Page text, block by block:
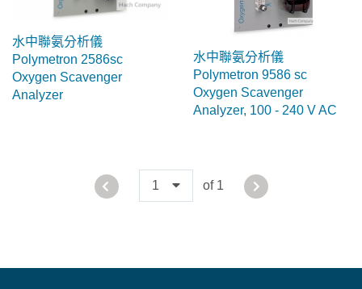
水中聯氨分析儀
Polymetron 2586sc
Oxygen Scavenger
Analyzer
水中聯氨分析儀
Polymetron 9586 sc
Oxygen Scavenger
Analyzer, 100 - 240 V AC
1 of 1